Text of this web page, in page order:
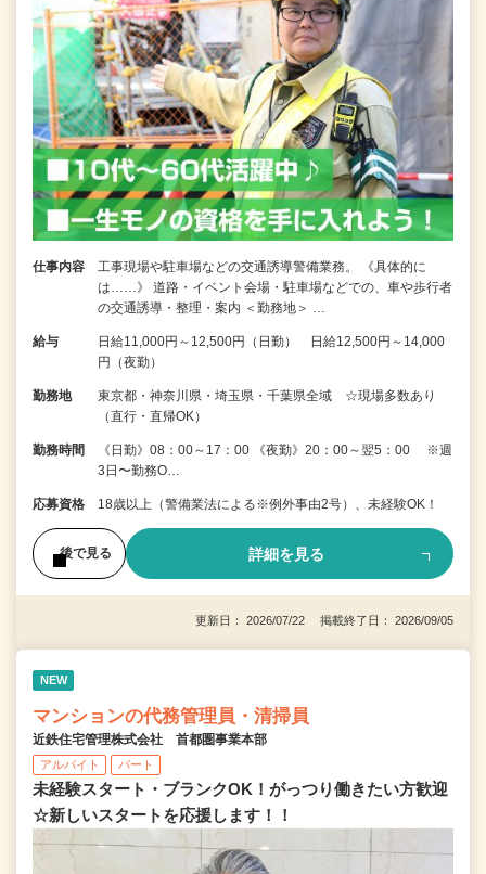
仕事内容
工事現場や駐車場などの交通誘導警備業務。 《具体的に
は……》 道路・イベント会場・駐車場などでの、車や歩行者
の交通誘導・整理・案内 ＜勤務地＞ …
給与
日給11,000円～12,500円（日勤） 日給12,500円～14,000
円（夜勤）
勤務地
東京都・神奈川県・埼玉県・千葉県全域 ☆現場多数あり
（直行・直帰OK）
勤務時間
《日勤》08：00～17：00 《夜勤》20：00～翌5：00 ※週
3日〜勤務O…
応募資格 18歳以上（警備業法による※例外事由2号）、未経験OK！
後で見る 詳細を見る
更新日： 2026/07/22 掲載終了日： 2026/09/05
NEW
マンションの代務管理員・清掃員
近鉄住宅管理株式会社 首都圏事業本部
アルバイト パート
未経験スタート・ブランクOK！がっつり働きたい方歓迎
☆新しいスタートを応援します！！